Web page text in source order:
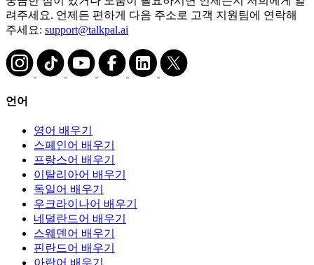
려주세요. 언제든 편하게 다음 주소로 고객 지원팀에 연락해
주세요: support@talkpal.ai
언어
영어 배우기
스페인어 배우기
프랑스어 배우기
이탈리아어 배우기
독일어 배우기
우크라이나어 배우기
네덜란드어 배우기
스웨덴어 배우기
핀란드어 배우기